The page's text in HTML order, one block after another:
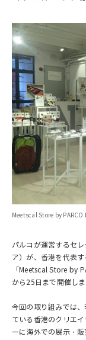
Meetscal Store by PARCO
パルコが運営するセ
ア）が、香港を代表
「Meetscal Store by
から25日まで開催しま
今回の取り組みでは
ている香港のクリエ
ーに海外での展示・販